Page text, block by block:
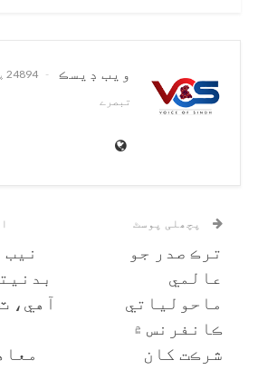
ويب ڊيسڪ 24894 پوسٹس
تبصرے
پچھلی پوسٹ
ترڪ صدر جو
عالمي
ماحولياتي
ڪانفرنس ۾
شرڪت کان
آهي،